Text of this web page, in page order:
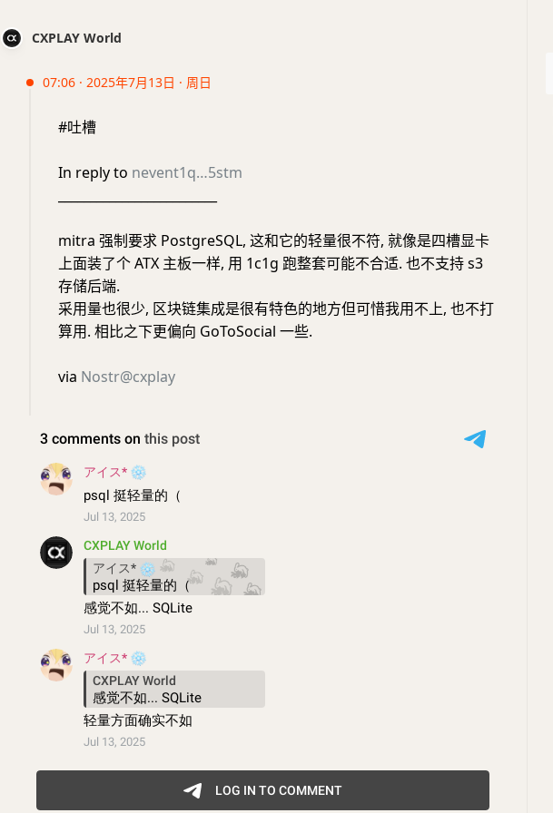
CXPLAY World
07:06 · 2025年7月13日 · 周日
#吐槽
In reply to nevent1q…5stm
mitra 强制要求 PostgreSQL, 这和它的轻量很不符, 就像是四槽显卡
上面装了个 ATX 主板一样, 用 1c1g 跑整套可能不合适. 也不支持 s3
存储后端.
采用量也很少, 区块链集成是很有特色的地方但可惜我用不上, 也不打
算用. 相比之下更偏向 GoToSocial 一些.
via Nostr@cxplay